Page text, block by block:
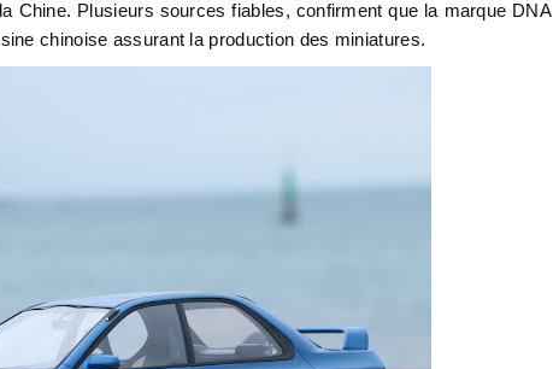
Chine. Plusieurs sources fiables, confirment que la marque DNA
chinoise assurant la production des miniatures.